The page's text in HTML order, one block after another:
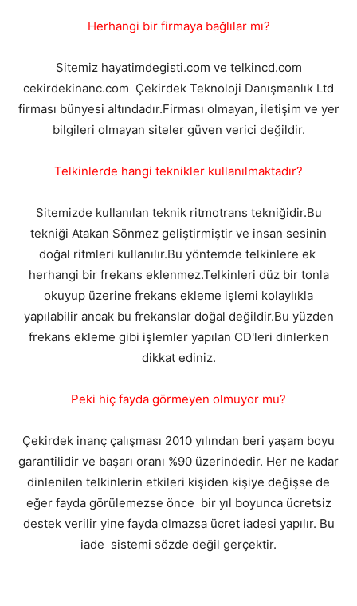
Herhangi bir firmaya bağlılar mı?
Sitemiz hayatimdegisti.com ve telkincd.com
cekirdekinanc.com Çekirdek Teknoloji Danışmanlık Ltd
firması bünyesi altındadır.Firması olmayan, iletişim ve yer
bilgileri olmayan siteler güven verici değildir.
Telkinlerde hangi teknikler kullanılmaktadır?
Sitemizde kullanılan teknik ritmotrans tekniğidir.Bu
tekniği Atakan Sönmez geliştirmiştir ve insan sesinin
doğal ritmleri kullanılır.Bu yöntemde telkinlere ek
herhangi bir frekans eklenmez.Telkinleri düz bir tonla
okuyup üzerine frekans ekleme işlemi kolaylıkla
yapılabilir ancak bu frekanslar doğal değildir.Bu yüzden
frekans ekleme gibi işlemler yapılan CD'leri dinlerken
dikkat ediniz.
Peki hiç fayda görmeyen olmuyor mu?
Çekirdek inanç çalışması 2010 yılından beri yaşam boyu
garantilidir ve başarı oranı %90 üzerindedir. Her ne kadar
dinlenilen telkinlerin etkileri kişiden kişiye değişse de
eğer fayda görülemezse önce bir yıl boyunca ücretsiz
destek verilir yine fayda olmazsa ücret iadesi yapılır. Bu
iade sistemi sözde değil gerçektir.